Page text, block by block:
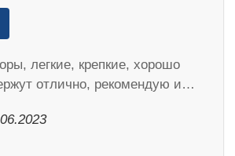
легкие, крепкие, хорошо
отлично, рекомендую и…